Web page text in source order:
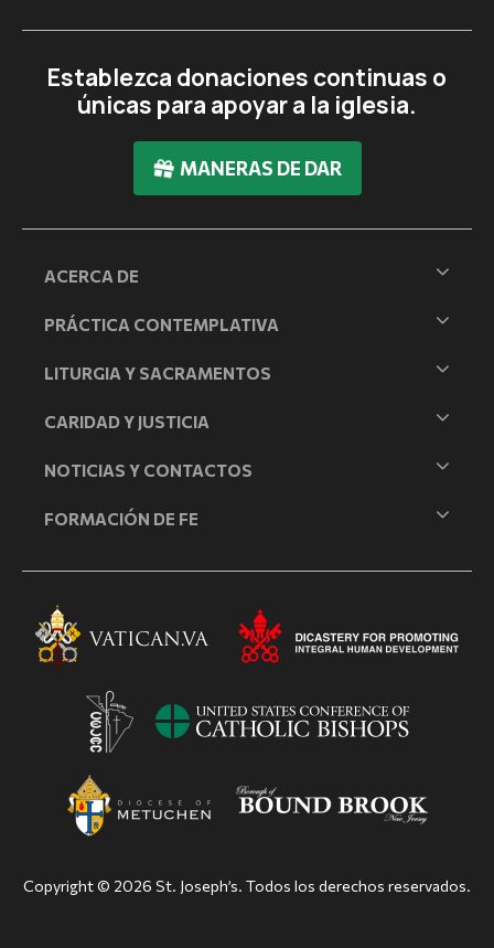
Establezca donaciones continuas o
únicas para apoyar a la iglesia.
MANERAS DE DAR
ACERCA DE
PRÁCTICA CONTEMPLATIVA
LITURGIA Y SACRAMENTOS
CARIDAD Y JUSTICIA
NOTICIAS Y CONTACTOS
FORMACIÓN DE FE
Copyright © 2026 St. Joseph’s. Todos los derechos reservados.